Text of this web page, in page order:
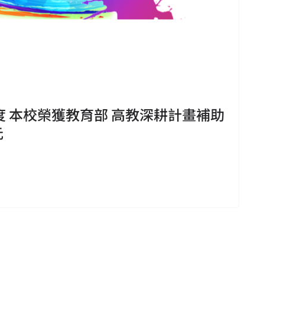
本校榮獲教育部 高教深耕計畫補助